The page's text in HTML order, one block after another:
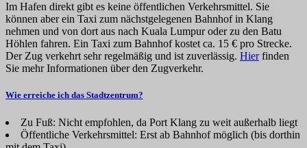
Im Hafen direkt gibt es keine öffentlichen Verkehrsmittel. Sie
können aber ein Taxi zum nächstgelegenen Bahnhof in Klang
nehmen und von dort aus nach Kuala Lumpur oder zu den Batu
Höhlen fahren. Ein Taxi zum Bahnhof kostet ca. 15 € pro Strecke.
Der Zug verkehrt sehr regelmäßig und ist zuverlässig. Hierfinden
Sie mehr Informationen über den Zugverkehr.
Wie erreiche ich das Stadtzentrum?
Zu Fuß: Nicht empfohlen, da Port Klang zu weit außerhalb liegt
Öffentliche Verkehrsmittel: Erst ab Bahnhof möglich (bis dorthin